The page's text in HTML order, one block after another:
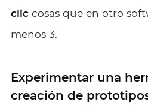
cliccosas que en otro
menos 3.
Experimentar una
creación de